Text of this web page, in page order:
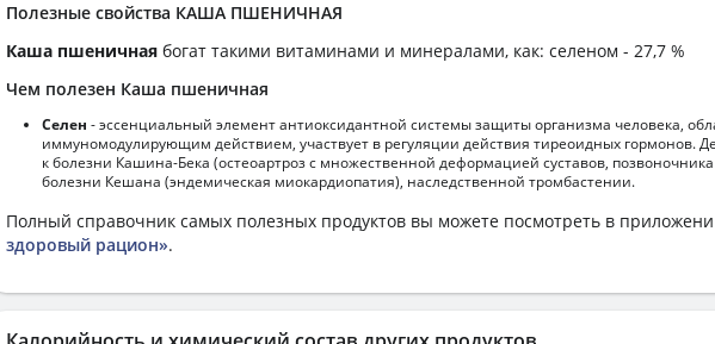
Полезные свойства КАША ПШЕНИЧНАЯ
Каша пшеничная богат такими витаминами и минералами, как: селеном - 27,7 %
Чем полезен Каша пшеничная
Селен - эссенциальный элемент антиоксидантной системы защиты организма человека,
иммуномодулирующим действием, участвует в регуляции действия тиреоидных гормонов.
к болезни Кашина-Бека (остеоартроз с множественной деформацией суставов,
болезни Кешана (эндемическая миокардиопатия), наследственной тромбастении.
Полный справочник самых полезных продуктов вы можете посмотреть в
здоровый рацион».